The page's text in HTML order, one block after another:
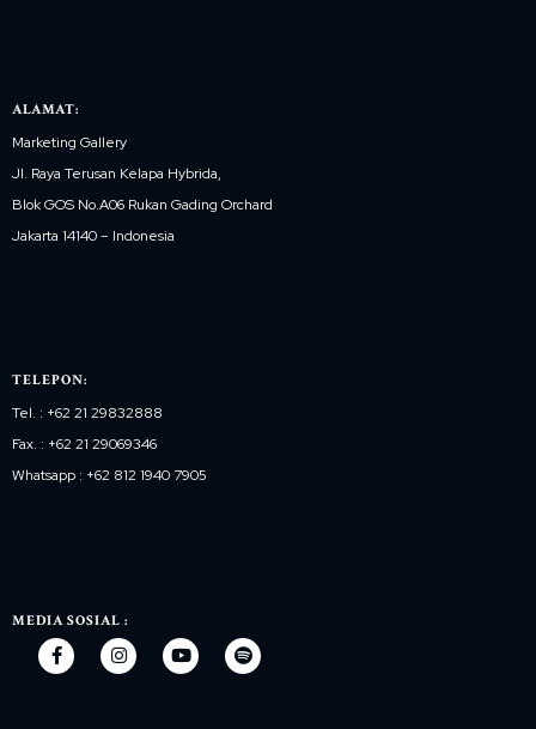
ALAMAT:
Marketing Gallery
Jl. Raya Terusan Kelapa Hybrida,
Blok GOS No.A06 Rukan Gading Orchard
Jakarta 14140 – Indonesia
TELEPON:
Tel. : +62 21 29832888
Fax. : +62 21 29069346
Whatsapp : +62 812 1940 7905
MEDIA SOSIAL :